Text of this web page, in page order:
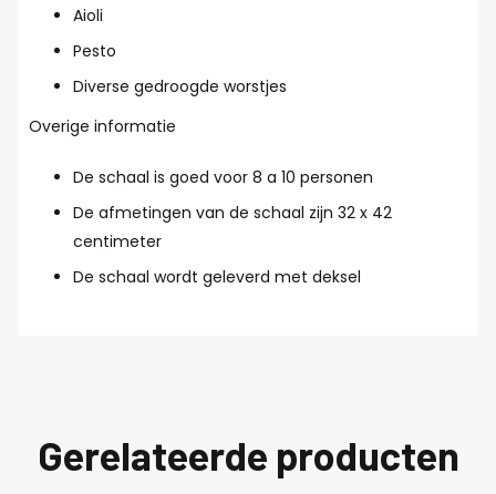
Aioli
Pesto
Diverse gedroogde worstjes
Overige informatie
De schaal is goed voor 8 a 10 personen
De afmetingen van de schaal zijn 32 x 42
centimeter
De schaal wordt geleverd met deksel
Gerelateerde producten